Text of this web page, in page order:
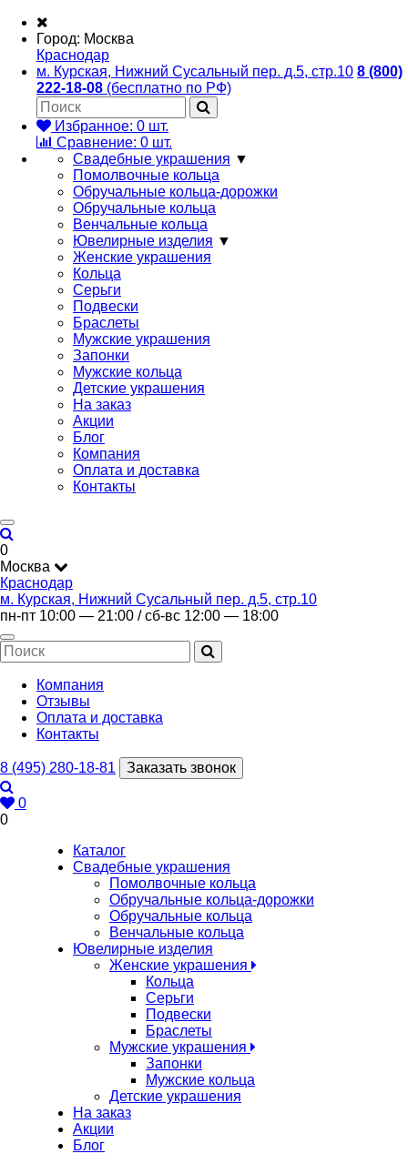
Город: Москва
Краснодар
м. Курская, Нижний Сусальный пер. д.5, стр.10 8 (800)
222-18-08 (бесплатно по РФ)
Избранное: 0 шт.
Сравнение: 0 шт.
Свадебные украшения ▼
Помолвочные кольца
Обручальные кольца-дорожки
Обручальные кольца
Венчальные кольца
Ювелирные изделия ▼
Женские украшения
Кольца
Серьги
Подвески
Браслеты
Мужские украшения
Запонки
Мужские кольца
Детские украшения
На заказ
Акции
Блог
Компания
Оплата и доставка
Контакты
0
Москва
Краснодар
м. Курская, Нижний Сусальный пер. д.5, стр.10
пн-пт 10:00 — 21:00 / сб-вс 12:00 — 18:00
Компания
Отзывы
Оплата и доставка
Контакты
8 (495) 280-18-81 Заказать звонок
0
0
Каталог
Свадебные украшения
Помолвочные кольца
Обручальные кольца-дорожки
Обручальные кольца
Венчальные кольца
Ювелирные изделия
Женские украшения
Кольца
Серьги
Подвески
Браслеты
Мужские украшения
Запонки
Мужские кольца
Детские украшения
На заказ
Акции
Блог